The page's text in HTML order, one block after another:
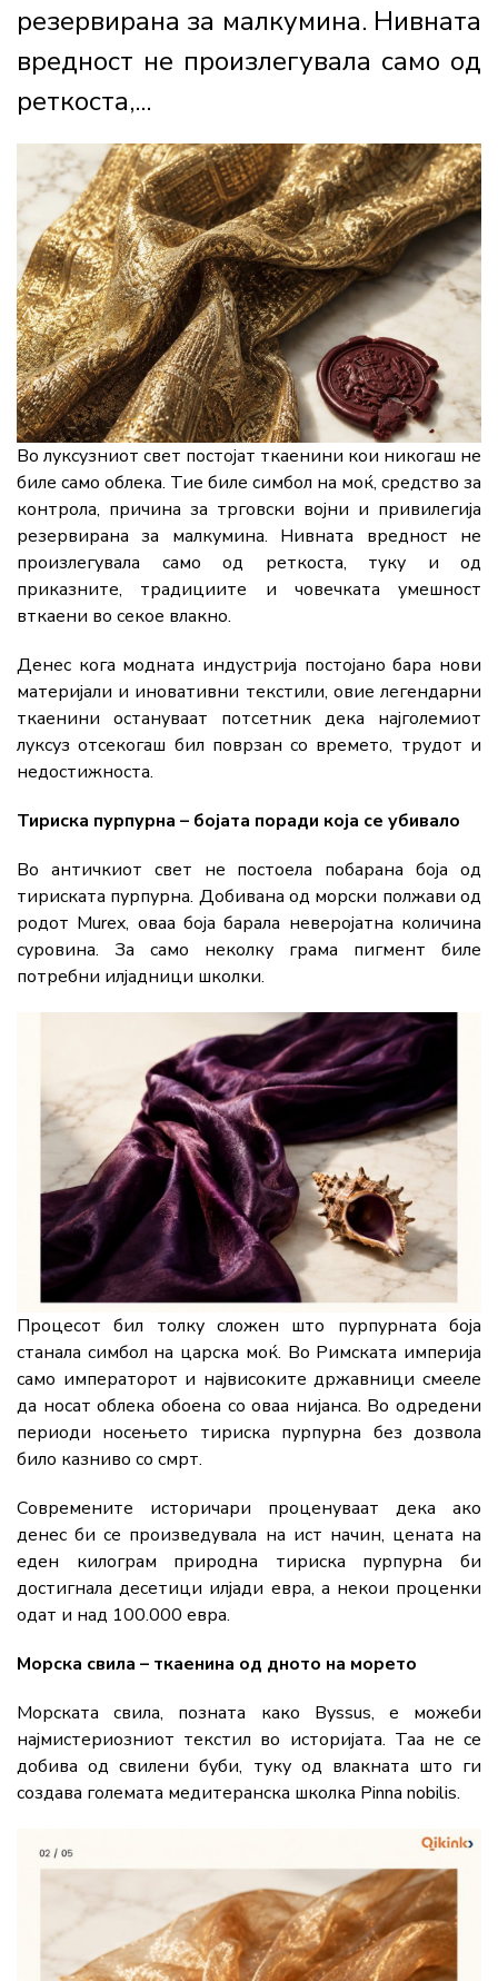
резервирана за малкумина. Нивната
вредност не произлегувала само од
реткоста,...
Во луксузниот свет постојат ткаенини кои никогаш не
биле само облека. Тие биле симбол на моќ, средство за
контрола, причина за трговски војни и привилегија
резервирана за малкумина. Нивната вредност не
произлегувала само од реткоста, туку и од
приказните, традициите и човечката умешност
вткаени во секое влакно.
Денес кога модната индустрија постојано бара нови
материјали и иновативни текстили, овие легендарни
ткаенини остануваат потсетник дека најголемиот
луксуз отсекогаш бил поврзан со времето, трудот и
недостижноста.
Тириска пурпурна – бојата поради која се убивало
Во античкиот свет не постоела побарана боја од
тириската пурпурна. Добивана од морски полжави од
родот Murex, оваа боја барала неверојатна количина
суровина. За само неколку грама пигмент биле
потребни илјадници школки.
Процесот бил толку сложен што пурпурната боја
станала симбол на царска моќ. Во Римската империја
само императорот и највисоките државници смееле
да носат облека обоена со оваа нијанса. Во одредени
периоди носењето тириска пурпурна без дозвола
било казниво со смрт.
Современите историчари проценуваат дека ако
денес би се произведувала на ист начин, цената на
еден килограм природна тириска пурпурна би
достигнала десетици илјади евра, а некои проценки
одат и над 100.000 евра.
Морска свила – ткаенина од дното на морето
Морската свила, позната како Byssus, е можеби
најмистериозниот текстил во историјата. Таа не се
добива од свилени буби, туку од влакната што ги
создава големата медитеранска школка Pinna nobilis.